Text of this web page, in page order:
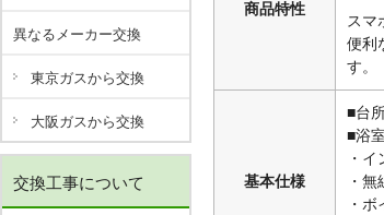
商品特性
スマ
便利
す。
基本仕様
■台
■浴
・
・
・
異なるメーカー交換
東京ガスから交換
大阪ガスから交換
交換工事について